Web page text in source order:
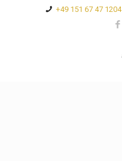
+49 151 67 47 1204